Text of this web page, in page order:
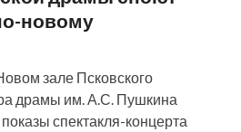
новому
зале Псковского
драмы им. А.С. Пушкина
спектакля-концерта